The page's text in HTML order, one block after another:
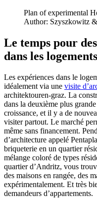
Plan of experimental
Author: Szyszkowitz
Le temps pour
dans les logements
Les expériences dans le
idéalement via une visite
architektouren-graz. La
dans la deuxième plus
croissance, et il y a de
visiter partout. Le marché
même sans financement.
d’architecture appelé
briqueterie en un quartier
mélange coloré de types
quartier d’Andritz, vous
des maisons en rangée, des
expérimentalement. Et très
demandeurs d’appartements.